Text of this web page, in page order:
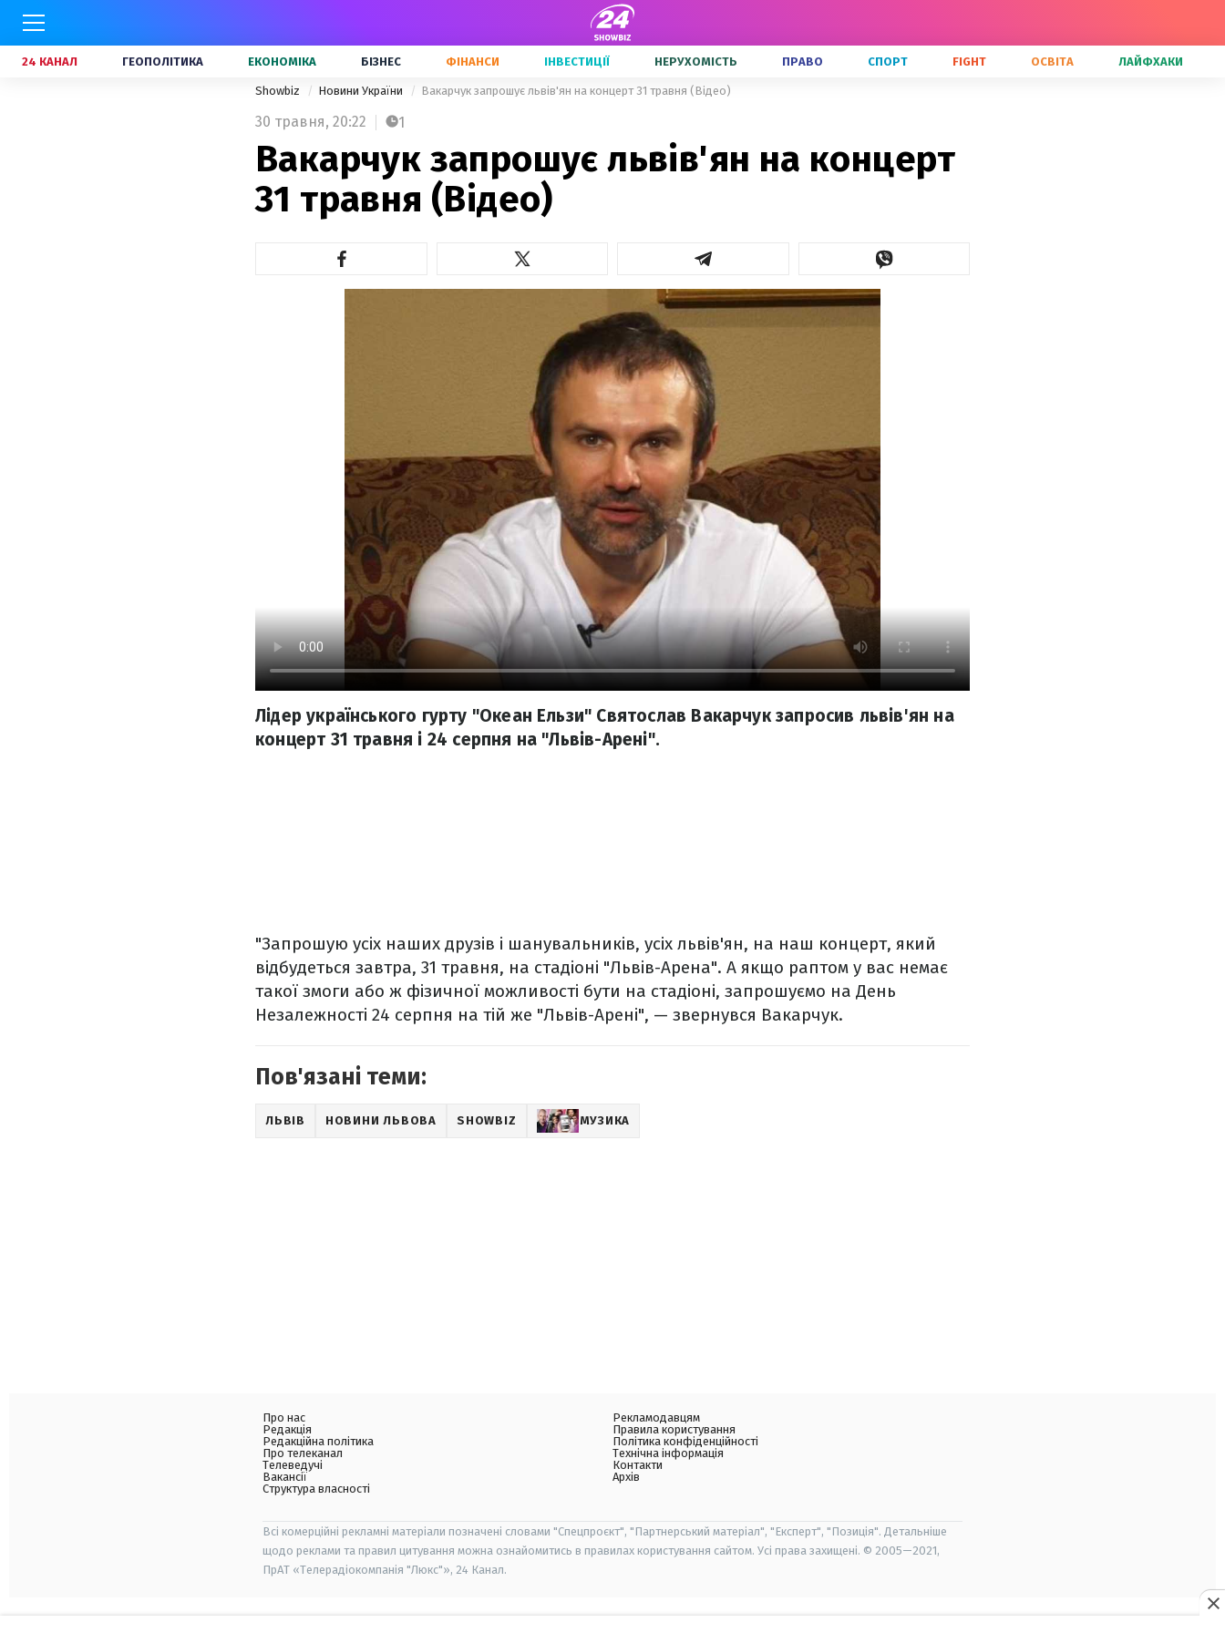
24 КАНАЛ ГЕОПОЛІТИКА ЕКОНОМІКА БІЗНЕС ФІНАНСИ ІНВЕСТИЦІЇ НЕРУХОМІСТЬ ПРАВО СПОРТ FIGHT ОСВІТА ЛАЙФХАКИ
Showbiz Новини України Вакарчук запрошує львів'ян на концерт 31 травня (Відео)
30 травня, 20:22 1
Вакарчук запрошує львів'ян на концерт
31 травня (Відео)
Лідер українського гурту "Океан Ельзи" Святослав Вакарчук запросив львів'ян на
концерт 31 травня і 24 серпня на "Львів-Арені".
"Запрошую усіх наших друзів і шанувальників, усіх львів'ян, на наш концерт, який
відбудеться завтра, 31 травня, на стадіоні "Львів-Арена". А якщо раптом у вас немає
такої змоги або ж фізичної можливості бути на стадіоні, запрошуємо на День
Незалежності 24 серпня на тій же "Львів-Арені", — звернувся Вакарчук.
Пов'язані теми:
ЛЬВІВ НОВИНИ ЛЬВОВА SHOWBIZ МУЗИКА
Про нас
Редакція
Редакційна політика
Про телеканал
Телеведучі
Вакансії
Структура власності
Рекламодавцям
Правила користування
Політика конфіденційності
Технічна інформація
Контакти
Архів
Всі комерційні рекламні матеріали позначені словами "Спецпроєкт", "Партнерський матеріал", "Експерт", "Позиція". Детальніше
щодо реклами та правил цитування можна ознайомитись в правилах користування сайтом. Усі права захищені. © 2005—2021,
ПрАТ «Телерадіокомпанія "Люкс"», 24 Канал.